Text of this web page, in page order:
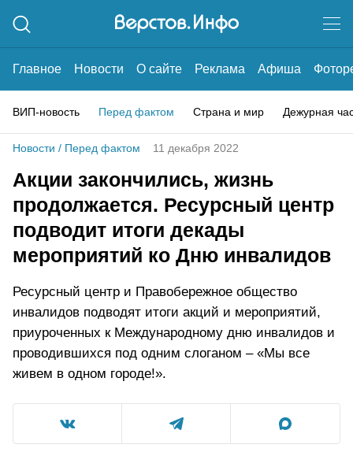
Главное Новости О сайте Реклама Афиша
ВИП-новость Перед фактом Страна и мир Дежурная
Новости / Перед фактом 11 декабря 2022
Акции закончились, жизнь
продолжается. Ресурсный центр
подводит итоги декады
мероприятий ко Дню инвалидов
Ресурсный центр и Правобережное общество
инвалидов подводят итоги акций и мероприятий,
приуроченных к Международному дню инвалидов и
проводившихся под одним слоганом – «Мы все
живем в одном городе!».